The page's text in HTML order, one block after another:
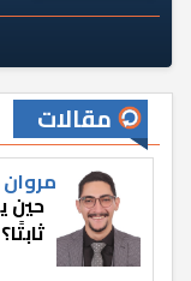
مقالات
حين
ثابتًا؟